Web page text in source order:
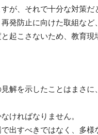
が、それで十分な対策
発防止に向けた取組な
起こさないため、教育
解を示したことはまさ
ければなりません。
出すべきではなく、多様